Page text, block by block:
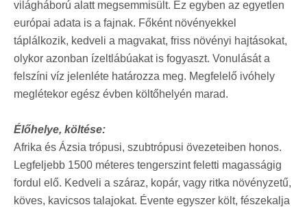
világháború alatt megsemmisült. Ez egyben az egyetlen
európai adata is a fajnak. Főként növényekkel
táplálkozik, kedveli a magvakat, friss növényi hajtásokat,
olykor azonban ízeltlábúakat is fogyaszt. Vonulását a
felszíni víz jelenléte határozza meg. Megfelelő ivóhely
meglétekor egész évben költőhelyén marad.
Élőhelye, költése:
Afrika és Ázsia trópusi, szubtrópusi övezeteiben honos.
Legfeljebb 1500 méteres tengerszint feletti magasságig
fordul elő. Kedveli a száraz, kopár, vagy ritka növényzetű,
köves, kavicsos talajokat. Évente egyszer költ, fészekalja